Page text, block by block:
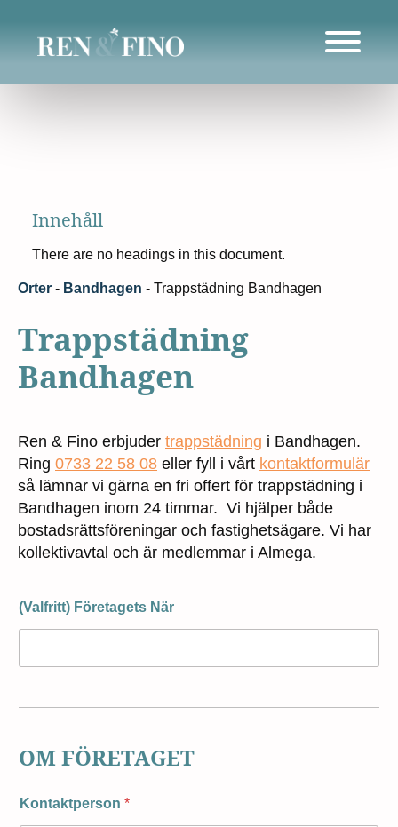
Innehåll
There are no headings in this document.
Orter - Bandhagen - Trappstädning Bandhagen
Trappstädning
Bandhagen
Ren & Fino erbjuder trappstädning i Bandhagen.
Ring 0733 22 58 08 eller fyll i vårt kontaktformulär
så lämnar vi gärna en fri offert för trappstädning i
Bandhagen inom 24 timmar. Vi hjälper både
bostadsrättsföreningar och fastighetsägare. Vi har
kollektivavtal och är medlemmar i Almega.
(Valfritt) Företagets När
OM FÖRETAGET
Kontaktperson *